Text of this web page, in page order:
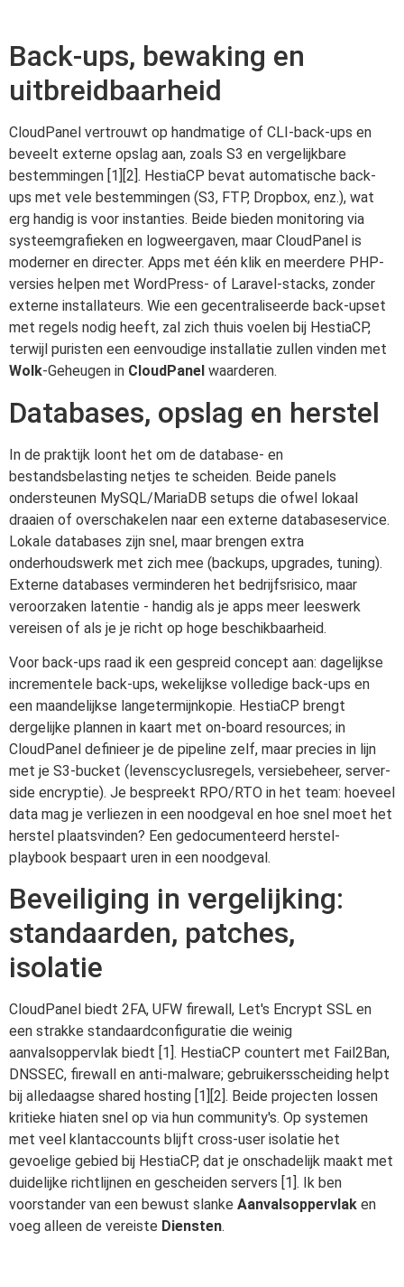
Back-ups, bewaking en
uitbreidbaarheid
CloudPanel vertrouwt op handmatige of CLI-back-ups en
beveelt externe opslag aan, zoals S3 en vergelijkbare
bestemmingen [1][2]. HestiaCP bevat automatische back-
ups met vele bestemmingen (S3, FTP, Dropbox, enz.), wat
erg handig is voor instanties. Beide bieden monitoring via
systeemgrafieken en logweergaven, maar CloudPanel is
moderner en directer. Apps met één klik en meerdere PHP-
versies helpen met WordPress- of Laravel-stacks, zonder
externe installateurs. Wie een gecentraliseerde back-upset
met regels nodig heeft, zal zich thuis voelen bij HestiaCP,
terwijl puristen een eenvoudige installatie zullen vinden met
Wolk-Geheugen in CloudPanel waarderen.
Databases, opslag en herstel
In de praktijk loont het om de database- en
bestandsbelasting netjes te scheiden. Beide panels
ondersteunen MySQL/MariaDB setups die ofwel lokaal
draaien of overschakelen naar een externe databaseservice.
Lokale databases zijn snel, maar brengen extra
onderhoudswerk met zich mee (backups, upgrades, tuning).
Externe databases verminderen het bedrijfsrisico, maar
veroorzaken latentie - handig als je apps meer leeswerk
vereisen of als je je richt op hoge beschikbaarheid.
Voor back-ups raad ik een gespreid concept aan: dagelijkse
incrementele back-ups, wekelijkse volledige back-ups en
een maandelijkse langetermijnkopie. HestiaCP brengt
dergelijke plannen in kaart met on-board resources; in
CloudPanel definieer je de pipeline zelf, maar precies in lijn
met je S3-bucket (levenscyclusregels, versiebeheer, server-
side encryptie). Je bespreekt RPO/RTO in het team: hoeveel
data mag je verliezen in een noodgeval en hoe snel moet het
herstel plaatsvinden? Een gedocumenteerd herstel-
playbook bespaart uren in een noodgeval.
Beveiliging in vergelijking:
standaarden, patches,
isolatie
CloudPanel biedt 2FA, UFW firewall, Let's Encrypt SSL en
een strakke standaardconfiguratie die weinig
aanvalsoppervlak biedt [1]. HestiaCP countert met Fail2Ban,
DNSSEC, firewall en anti-malware; gebruikersscheiding helpt
bij alledaagse shared hosting [1][2]. Beide projecten lossen
kritieke hiaten snel op via hun community's. Op systemen
met veel klantaccounts blijft cross-user isolatie het
gevoelige gebied bij HestiaCP, dat je onschadelijk maakt met
duidelijke richtlijnen en gescheiden servers [1]. Ik ben
voorstander van een bewust slanke Aanvalsoppervlak en
voeg alleen de vereiste Diensten.